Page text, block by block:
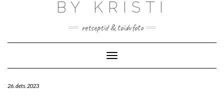
BY KRISTI
retseptid & toidufoto
Toggle Navigation
26. dets. 2023